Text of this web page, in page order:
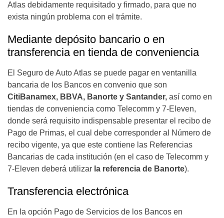
Atlas debidamente requisitado y firmado, para que no
exista ningún problema con el trámite.
Mediante depósito bancario o en
transferencia en tienda de conveniencia
El Seguro de Auto Atlas se puede pagar en ventanilla
bancaria de los Bancos en convenio que son
CitiBanamex, BBVA, Banorte y Santander, así como en
tiendas de conveniencia como Telecomm y 7-Eleven,
donde será requisito indispensable presentar el recibo de
Pago de Primas, el cual debe corresponder al Número de
recibo vigente, ya que este contiene las Referencias
Bancarias de cada institución (en el caso de Telecomm y
7-Eleven deberá utilizar la referencia de Banorte).
Transferencia electrónica
En la opción Pago de Servicios de los Bancos en